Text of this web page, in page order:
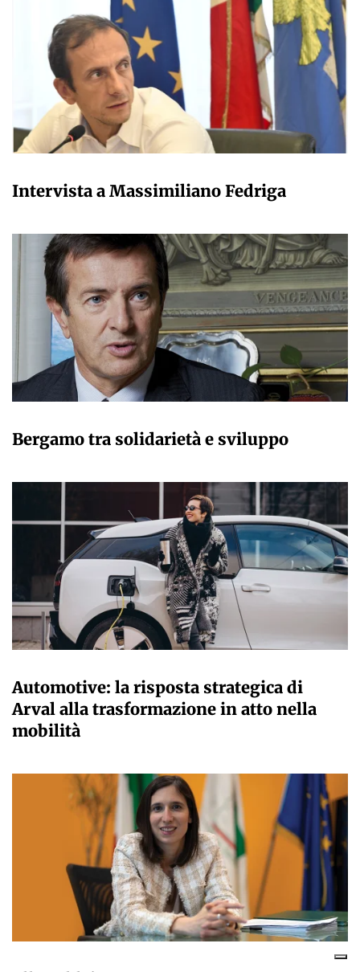
Intervista a Massimiliano Fedriga
Bergamo tra solidarietà e sviluppo
Automotive: la risposta strategica di
Arval alla trasformazione in atto nella
mobilità